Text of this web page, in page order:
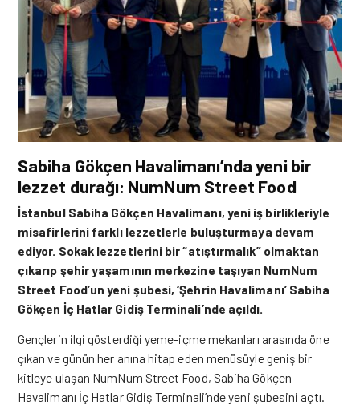
Sabiha Gökçen Havalimanı’nda yeni bir
lezzet durağı: NumNum Street Food
İstanbul Sabiha Gökçen Havalimanı, yeni iş birlikleriyle
misafirlerini farklı lezzetlerle buluşturmaya devam
ediyor. Sokak lezzetlerini bir “atıştırmalık” olmaktan
çıkarıp şehir yaşamının merkezine taşıyan NumNum
Street Food’un yeni şubesi, ‘Şehrin Havalimanı’ Sabiha
Gökçen İç Hatlar Gidiş Terminali’nde açıldı.
Gençlerin ilgi gösterdiği yeme-içme mekanları arasında öne
çıkan ve günün her anına hitap eden menüsüyle geniş bir
kitleye ulaşan NumNum Street Food, Sabiha Gökçen
Havalimanı İç Hatlar Gidiş Terminali’nde yeni şubesini açtı.